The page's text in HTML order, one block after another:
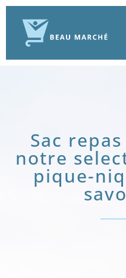
Sac
notre
pique-